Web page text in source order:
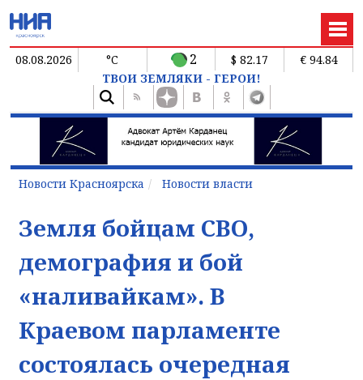
08.08.2026 °C 2 $ 82.17
€ 94.84
ТВОИ ЗЕМЛЯКИ - ГЕРОИ!
Новости Красноярска Новости власти
Земля бойцам СВО,
демография и бой
«наливайкам». В
Краевом парламенте
состоялась очередная